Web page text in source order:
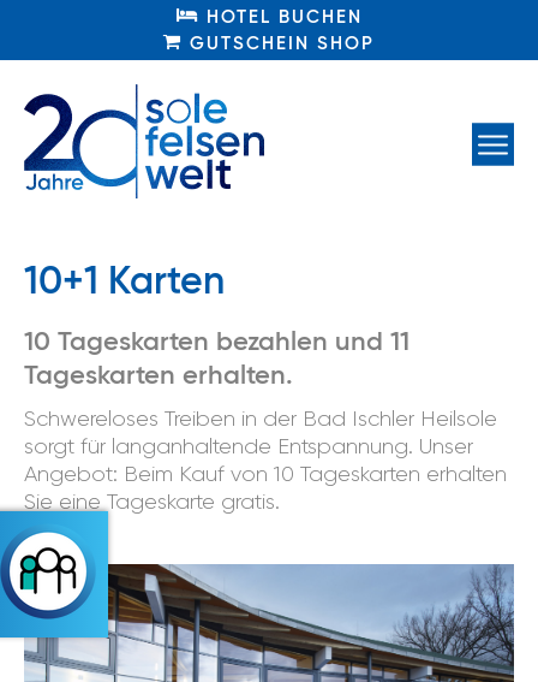
HOTEL BUCHEN
GUTSCHEIN SHOP
10+1 Karten
10 Tageskarten bezahlen und 11
Tageskarten erhalten.
Schwereloses Treiben in der Bad Ischler Heilsole
sorgt für langanhaltende Entspannung. Unser
Angebot: Beim Kauf von 10 Tageskarten erhalten
Sie eine Tageskarte gratis.
HOTEL BUCHEN
GUTSCHEIN SHOP